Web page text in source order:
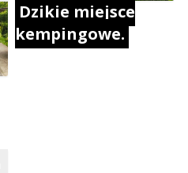
Dzikie miejsce
kempingowe.